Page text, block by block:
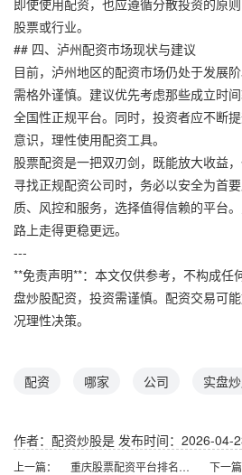
股票或行业。
## 四、泸州配资市场现状与建议
目前，泸州地区的配资市场仍处于发展
需格外谨慎。建议优先考虑那些成立时
全国性正规平台。同时，投资者应不断
意识，理性使用配资工具。
股票配资是一把双刃剑，既能放大收益
寻找正规配资公司时，务必以安全为首
质、风控和服务，选择值得信赖的平台
路上走得更稳更远。
---
**免责声明**：本文仅供参考，不构成任
盘炒股配资，投资需谨慎。配资交易可
况理性决策。
配资 哪家 公司 实盘
作者：配资炒股是 发布时间：2026-04-
上一篇： 重庆股票配资平台排名，正规安全低息配资公司推荐 下一篇